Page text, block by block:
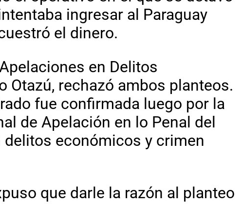
ingresar al Paraguay
el dinero.
en Delitos
Otazú, rechazó ambos planteos.
fue confirmada luego por la
de Apelación en lo Penal del
económicos y crimen
que darle la razón al planteo